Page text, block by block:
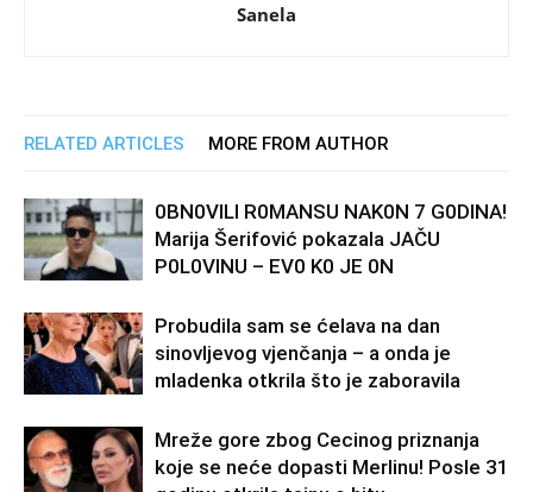
Sanela
RELATED ARTICLES MORE FROM AUTHOR
0BN0VlLl R0MANSU NAK0N 7 G0DlNA!
Marija Šerifović pokazala JAČU
P0L0VINU – EV0 K0 JE 0N
Probudila sam se ćelava na dan
sinovljevog vjenčanja – a onda je
mladenka otkrila što je zaboravila
Mreže gore zbog Cecinog priznanja
koje se neće dopasti Merlinu! Posle 31